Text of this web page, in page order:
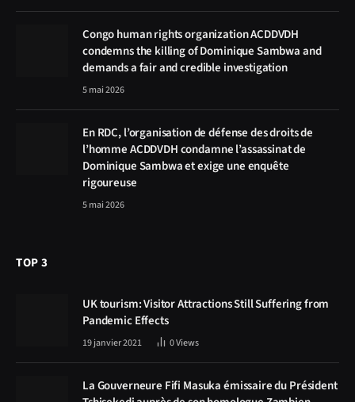
Congo human rights organization ACDDVDH
condemns the killing of Dominique Sambwa and
demands a fair and credible investigation
5 mai 2026
En RDC, l’organisation de défense des droits de
l’homme ACDDVDH condamne l’assassinat de
Dominique Sambwa et exige une enquête
rigoureuse
5 mai 2026
TOP 3
UK tourism: Visitor Attractions Still Suffering from
Pandemic Effects
19 janvier 2021 0Views
La Gouverneure Fifi Masuka émissaire du Président